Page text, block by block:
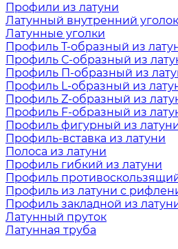
Профили из латуни
Латунный внутренний
Латунные уголки
Профиль Т-образный из
Профиль С-образный из
Профиль П-образный из
Профиль L-образный из
Профиль Z-образный из
Профиль F-образный из
Профиль фигурный из
Профиль-вставка из латуни
Полоса из латуни
Профиль гибкий из латуни
Профиль
Профиль из латуни с
Профиль закладной из
Латунный пруток
Латунная труба